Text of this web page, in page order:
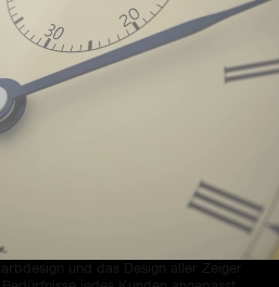
klaren und klassischen
außermittigen Zeiger, der sich in
Position befindet. Gleichzeitig
der neuen PB40-Serie mit einem
Classic 8 mit dem Kaliber PB80 einen
7 und 8 Uhr.
und das Design aller Zeiger